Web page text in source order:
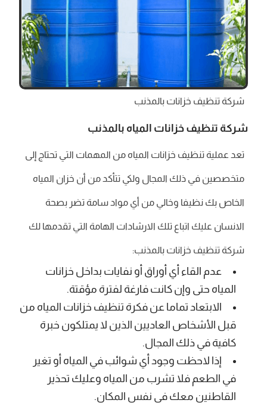
شركة تنظيف خزانات بالمذنب
شركة تنظيف خزانات المياه بالمذنب
تعد عملية تنظيف خزانات المياه من المهمات التي تحتاج إلى
متخصصين في ذلك المجال ولكي تتأكد من أن خزان المياه
الخاص بك نظيفا وخالي من أي مواد سامة تضر بصحة
الانسان عليك اتباع تلك الارشادات الهامة التي تقدمها لك
‎شركة تنظيف خزانات بالمذنب:
عدم القاء أي أوراق أو نفايات بداخل خزانات
المياه حتى وإن كانت فارغة لفترة مؤقتة.
الابتعاد تماما عن فكرة تنظيف خزانات المياه من
قبل الأشخاص العاديين الذين لا يمتلكون خبرة
كافية في ذلك المجال.
إذا لاحظت وجود أي شوائب في المياه أو تغير
في الطعم فلا تشرب من المياه وعليك تحذير
القاطنين معك في نفس المكان.